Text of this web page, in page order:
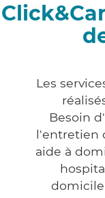
Les
Besoin
l'entretien
aide à